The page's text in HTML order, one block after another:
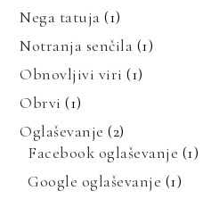
Nega tatuja (1)
Notranja senčila (1)
Obnovljivi viri (1)
Obrvi (1)
Oglaševanje (2)
Facebook oglaševanje (1)
Google oglaševanje (1)